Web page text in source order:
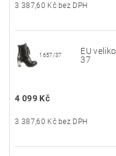
3 387,60 Kč bez DPH
1657/37
EU
37
4 099 Kč
3 387,60 Kč bez DPH